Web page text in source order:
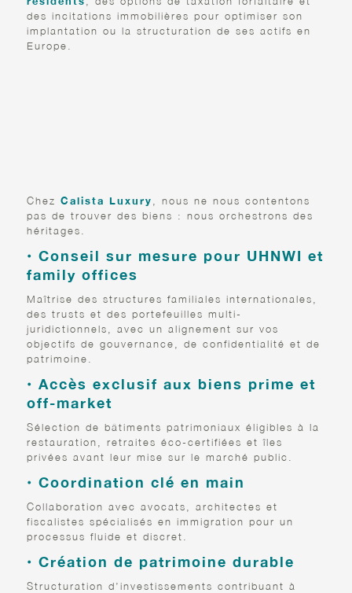
des incitations immobilières pour optimiser son
implantation ou la structuration de ses actifs en
Europe.
Chez Calista Luxury , nous ne nous contentons
pas de trouver des biens : nous orchestrons des
héritages.
• Conseil sur mesure pour UHNWI et
family offices
Maîtrise des structures familiales internationales,
des trusts et des portefeuilles multi-
juridictionnels, avec un alignement sur vos
objectifs de gouvernance, de confidentialité et de
patrimoine.
• Accès exclusif aux biens prime et
off-market
Sélection de bâtiments patrimoniaux éligibles à la
restauration, retraites éco-certifiées et îles
privées avant leur mise sur le marché public.
• Coordination clé en main
Collaboration avec avocats, architectes et
fiscalistes spécialisés en immigration pour un
processus fluide et discret.
• Création de patrimoine durable
Structuration d’investissements contribuant à